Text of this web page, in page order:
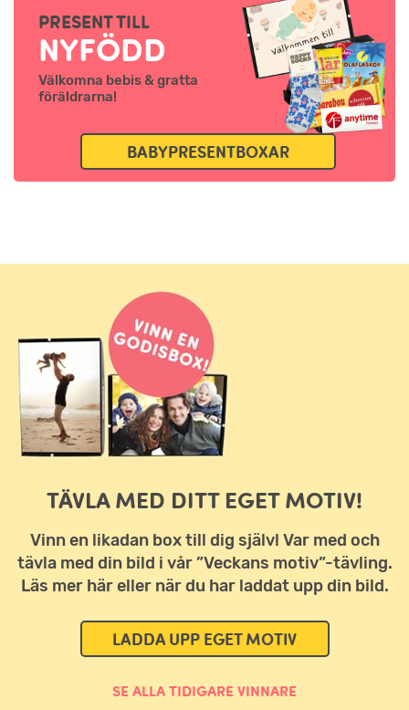
PRESENT TILL
NYFÖDD
Välkomna bebis & gratta
föräldrarna!
BABYPRESENTBOXAR
TÄVLA MED DITT EGET MOTIV!
Vinn en likadan box till dig själv! Var med och
tävla med din bild i vår ”Veckans motiv”-tävling.
Läs mer här eller när du har laddat upp din bild.
LADDA UPP EGET MOTIV
SE ALLA TIDIGARE VINNARE